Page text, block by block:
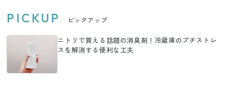
PICKUP ピックアップ
ニトリで買える話題の消臭剤！冷蔵庫のプチストレ
スを解消する便利な工夫